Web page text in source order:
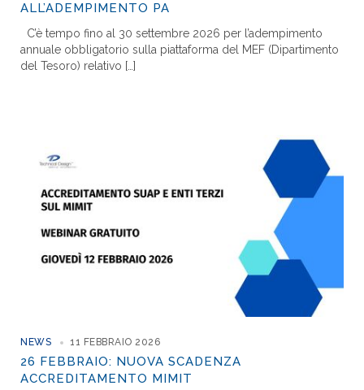
ALL’ADEMPIMENTO PA
C’è tempo fino al 30 settembre 2026 per l’adempimento
annuale obbligatorio sulla piattaforma del MEF (Dipartimento
del Tesoro) relativo […]
NEWS 11 FEBBRAIO 2026
26 FEBBRAIO: NUOVA SCADENZA
ACCREDITAMENTO MIMIT